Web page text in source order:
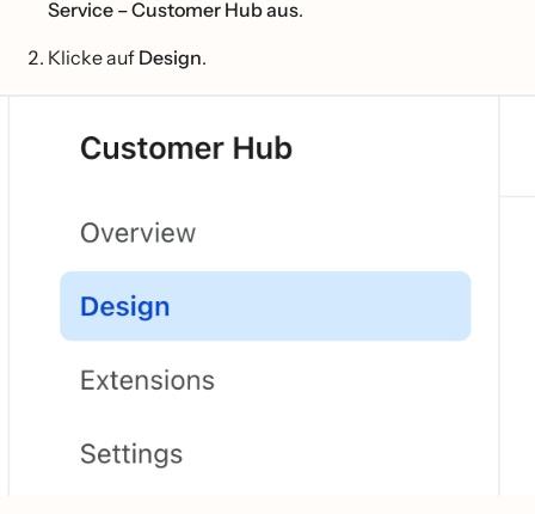
Service – Customer Hub aus.
Klicke auf Design.